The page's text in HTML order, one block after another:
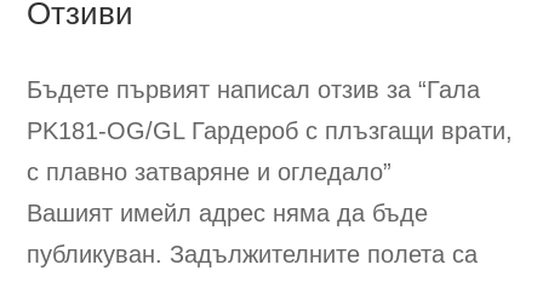
page
on
Отзиви
Бъдете първият написал отзив за “Гала
PK181-OG/GLГардероб с плъзгащи врати,
с плавно затваряне и огледало”
Вашият имейл адрес няма да бъде
публикуван. Задължителните полета са